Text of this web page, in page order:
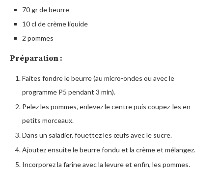
70 gr de beurre
10 cl de crème liquide
2 pommes
Préparation :
Faites fondre le beurre (au micro-ondes ou avec le
programme P5 pendant 3 min).
Pelez les pommes, enlevez le centre puis coupez-les en
petits morceaux.
Dans un saladier, fouettez les œufs avec le sucre.
Ajoutez ensuite le beurre fondu et la crème et mélangez.
Incorporez la farine avec la levure et enfin, les pommes.